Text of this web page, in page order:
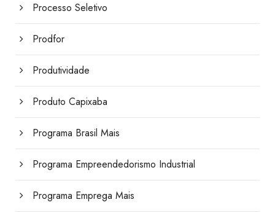
Processo Seletivo
Prodfor
Produtividade
Produto Capixaba
Programa Brasil Mais
Programa Empreendedorismo Industrial
Programa Emprega Mais